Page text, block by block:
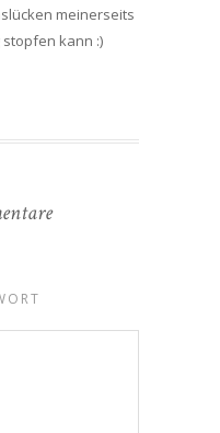
meinerseits
kann :)